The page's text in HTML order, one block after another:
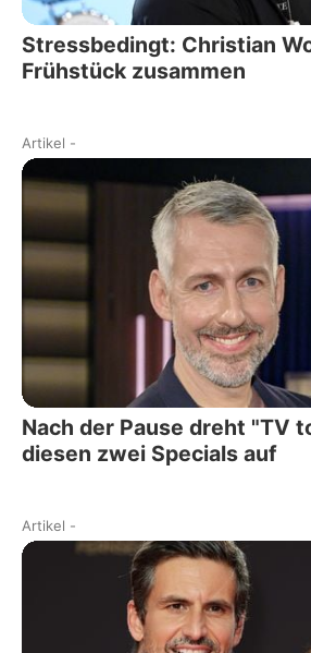
Stressbedingt: Christian
Frühstück zusammen
Artikel -
Nach der Pause dreht "TV
diesen zwei Specials auf
Artikel -